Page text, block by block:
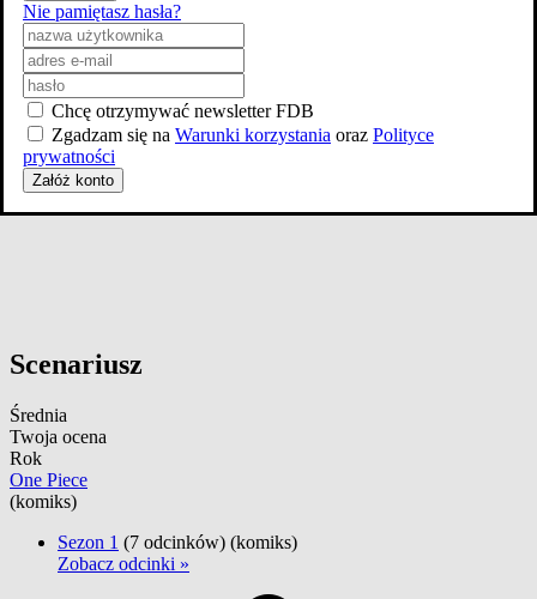
Scenariusz
Średnia
Twoja ocena
Rok
One Piece
(komiks)
Sezon 1 (7 odcinków) (komiks)
Zobacz odcinki »
Nie pamiętasz hasła?
Chcę otrzymywać newsletter FDB
Zgadzam się na Warunki korzystania oraz Polityce
prywatności
Załóż konto